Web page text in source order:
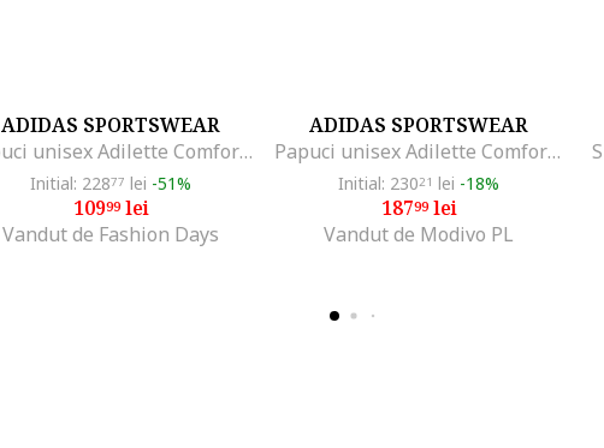
ADIDAS SPORTSWEAR
Papuci unisex Adilette Comfort, Negru
Initial: 22877 lei -51%
10999lei
Vandut de Fashion Days
ADIDAS SPORTSWEAR
Papuci unisex Adilette Comfort, Negru stins
Initial: 23021 lei -18%
18799lei
Vandut de Modivo PL